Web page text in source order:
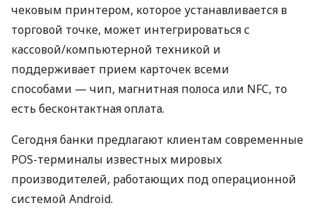
чековым принтером, которое устанавливается в
торговой точке, может интегрироваться с
кассовой/компьютерной техникой и
поддерживает прием карточек всеми
способами — чип, магнитная полоса или NFC, то
есть бесконтактная оплата.
Сегодня банки предлагают клиентам современные
POS-терминалы известных мировых
производителей, работающих под операционной
системой Android.